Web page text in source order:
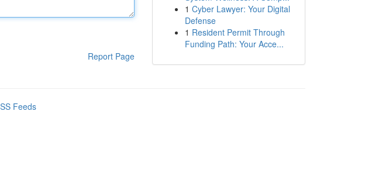
Report Page
1 Cyber Lawyer: Your Digital
Defense
1 Resident Permit Through
Funding Path: Your Acce...
Feeds